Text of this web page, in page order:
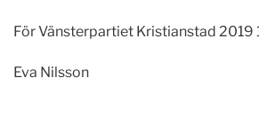
För Vänsterpartiet Kristianstad 2019
Eva Nilsson